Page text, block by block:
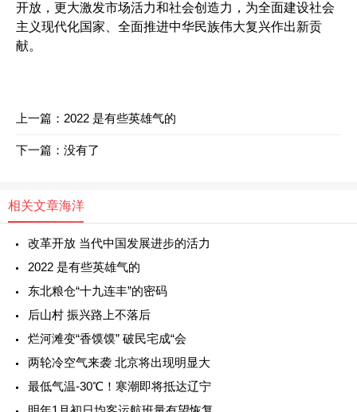
开放，更大激发市场活力和社会创造力，为全面建设社会
主义现代化国家、全面推进中华民族伟大复兴作出新贡
献。
上一篇： 2022 是有些英雄气的
下一篇：没有了
相关文章海洋
改革开放 当代中国发展进步的活力
2022 是有些英雄气的
东北粮仓“十九连丰”的密码
后山村 振兴路上不落后
烂河滩变“香馍馍” 破民宅成“会
两轮冷空气来袭 北京将出现明显大
最低气温-30℃！寒潮即将抵达辽宁